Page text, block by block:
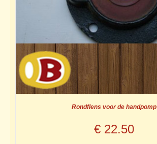
Rondflens voor de handpomp
€22.50